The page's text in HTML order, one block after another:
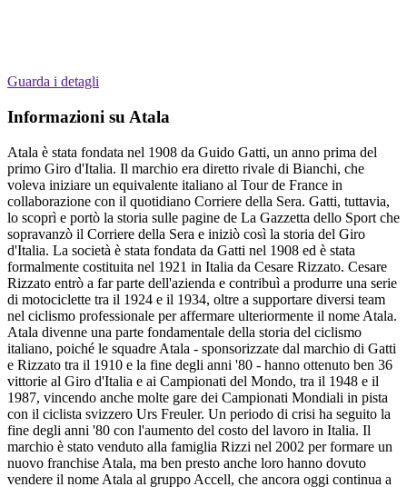
Guarda i detagli
Informazioni su Atala
Atala è stata fondata nel 1908 da Guido Gatti, un anno prima del
primo Giro d'Italia. Il marchio era diretto rivale di Bianchi, che
voleva iniziare un equivalente italiano al Tour de France in
collaborazione con il quotidiano Corriere della Sera. Gatti, tuttavia,
lo scoprì e portò la storia sulle pagine de La Gazzetta dello Sport che
sopravanzò il Corriere della Sera e iniziò così la storia del Giro
d'Italia. La società è stata fondata da Gatti nel 1908 ed è stata
formalmente costituita nel 1921 in Italia da Cesare Rizzato. Cesare
Rizzato entrò a far parte dell'azienda e contribuì a produrre una serie
di motociclette tra il 1924 e il 1934, oltre a supportare diversi team
nel ciclismo professionale per affermare ulteriormente il nome Atala.
Atala divenne una parte fondamentale della storia del ciclismo
italiano, poiché le squadre Atala - sponsorizzate dal marchio di Gatti
e Rizzato tra il 1910 e la fine degli anni '80 - hanno ottenuto ben 36
vittorie al Giro d'Italia e ai Campionati del Mondo, tra il 1948 e il
1987, vincendo anche molte gare dei Campionati Mondiali in pista
con il ciclista svizzero Urs Freuler. Un periodo di crisi ha seguito la
fine degli anni '80 con l'aumento del costo del lavoro in Italia. Il
marchio è stato venduto alla famiglia Rizzi nel 2002 per formare un
nuovo franchise Atala, ma ben presto anche loro hanno dovuto
vendere il nome Atala al gruppo Accell, che ancora oggi continua a